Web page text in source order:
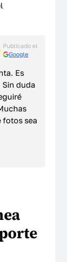
Publicado el
Google
Es
duda
fotos sea